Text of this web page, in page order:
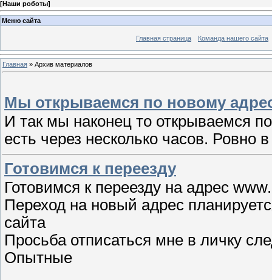
[Наши роботы]
Меню сайта
Главная страница Команда нашего сайта
Главная » Архив материалов
Мы открываемся по новому
И так мы наконец то открываемся
есть через несколько часов. Ровно
Готовимся к переезду
Готовимся к переезду на адрес
Переход на новый адрес
сайта
Просьба отписаться мне в личку
Опытные